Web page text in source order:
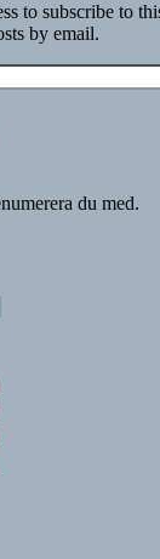
to subscribe to
by email.
du med.